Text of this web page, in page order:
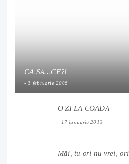
CA SA…CE?!
3 februarie 2008
O ZI LA COADA
17 ianuarie 2013
Măi, tu ori nu vrei,